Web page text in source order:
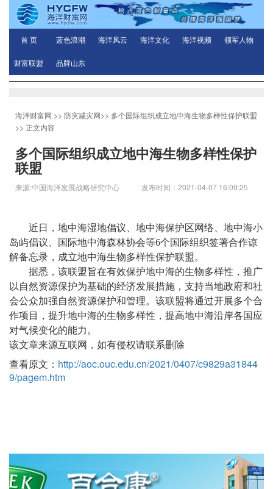
首 页 蓝色浪潮 海洋风云 海洋文化 海洋视频 领军人物
财富联盟 品牌山东
海洋财富网 >> 防灾减灾网>> 多个国际组织成立地中海生物多样性保护联盟
>> 正文内容
多个国际组织成立地中海生物多样性保护
联盟
来源:中国海洋发展战略研究中心 发布时间：2021-04-07 16:09:25
近日，地中海湿地倡议、地中海保护区网络、地中海小
岛屿倡议、国际地中海森林协会等6个国际组织签署合作谅
解备忘录，成立地中海生物多样性保护联盟。
据悉，该联盟旨在有效保护地中海的生物多样性，推广
以自然资源保护为基础的经济发展措施，支持当地政府和社
会公众加强自然资源保护和管理。该联盟将通过开展多个合
作项目，提升地中海的生物多样性，提高地中海沿岸各国应
对气候变化的能力。
该文章来源互联网，如有侵权请联系删除
查看原文： http://aoc.ouc.edu.cn/2021/0407/c9829a31844
9/pagem.htm